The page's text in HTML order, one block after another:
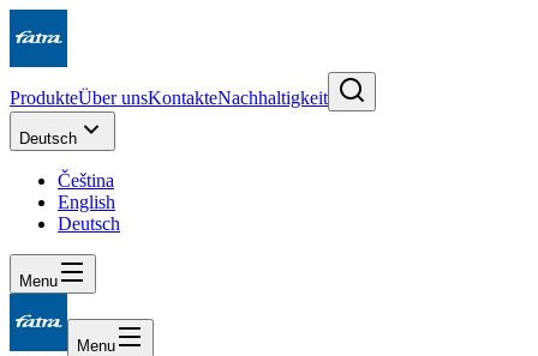
ProdukteÜber unsKontakteNachhaltigkeit
Deutsch
Čeština
English
Deutsch
Menu
Menu